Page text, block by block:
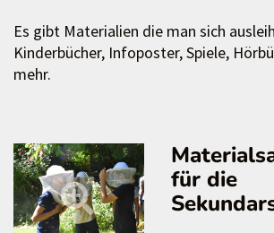
Es gibt Materialien die man sich
Kinderbücher, Infoposter, Spiele,
mehr.
für die